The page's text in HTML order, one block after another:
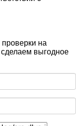
на
выгодное